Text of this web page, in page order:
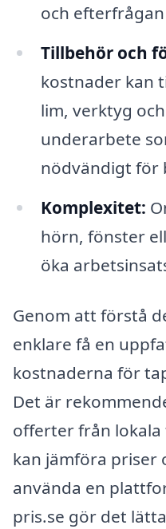
och
Tillbehör och
kostnader kan
lim, verktyg
underarbete
nödvändigt för
Komplexitet:
hörn, fönster
öka
Genom att förstå
enklare få en
kostnaderna för
Det är
offerter från
kan jämföra priser
använda en
pris.se gör det